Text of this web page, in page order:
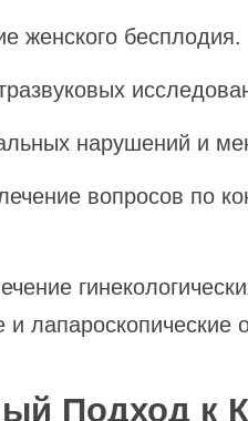
женского бесплодия.
нарушений и
вопросов по
и лапароскопические
Подход к